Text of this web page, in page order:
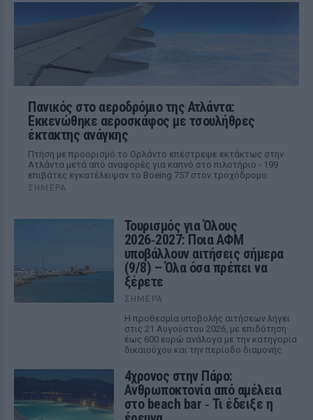
Πανικός στο αεροδρόμιο της Ατλάντα:
Εκκενώθηκε αεροσκάφος με τσουλήθρες
έκτακτης ανάγκης
Πτήση με προορισμό το Ορλάντο επέστρεψε εκτάκτως στην
Ατλάντα μετά από αναφορές για καπνό στο πιλοτήριο - 199
επιβάτες εγκατέλειψαν το Boeing 757 στον τροχόδρομο.
ΣΉΜΕΡΑ
Τουρισμός για Όλους
2026‑2027: Ποια ΑΦΜ
υποβάλλουν αιτήσεις σήμερα
(9/8) – Όλα όσα πρέπει να
ξέρετε
ΣΉΜΕΡΑ
Η προθεσμία υποβολής αιτήσεων λήγει
στις 21 Αυγούστου 2026, με επιδότηση
έως 600 ευρώ ανάλογα με την κατηγορία
δικαιούχου και την περίοδο διαμονής.
4χρονος στην Πάρο:
Ανθρωποκτονία από αμέλεια
στο beach bar ‑ Τι έδειξε η